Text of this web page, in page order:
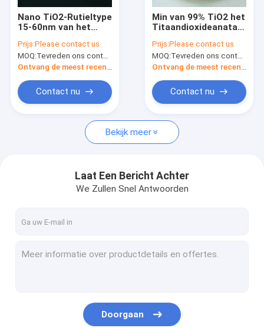
Kwaliteitscontrole
Nieuws
Gevallen
Natrium hydrosulphite
Zwavelkleurstoffen
Gemeenschappelijke Additieven voor levensmiddelen
Verspreid Kleurstoffen
Nano TiO2-Rutieltype
15-60nm van het
Zuiverheid 99,8%
Prijs:Please contact us
MOQ:Tevreden ons contacteren
Ontvang de meest recente Prijs
Contact nu
Min van 99% TiO2 het
Titaandioxideanatase
Prijs:Please contact us
MOQ:Tevreden ons contacteren
Ontvang de meest recente Prijs
Contact nu
Bekijk meer
Laat Een Bericht Achter
We Zullen Snel Antwoorden
Doorgaan